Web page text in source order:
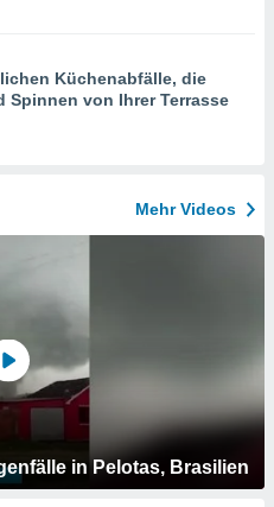
Küchenabfälle, die
Spinnen von Ihrer Terrasse
Mehr Videos
in Pelotas, Brasilien